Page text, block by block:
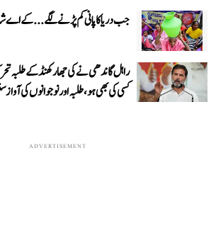
جب دریا کا پانی کم پڑنے لگے...کے اے
راہل گاندھی نے کی جھارکھنڈ کے طلبہ
کسی کی بھی ہو، طلبہ اور نوجوانوں کی
ADVERTISEMENT